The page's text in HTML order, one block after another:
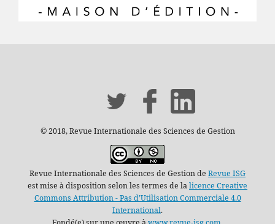
© 2018, Revue Internationale des Sciences de Gestion
Revue Internationale des Sciences de Gestion de Revue ISG
est mise à disposition selon les termes de lalicence Creative
Commons Attribution - Pas d’Utilisation Commerciale 4.0
International.